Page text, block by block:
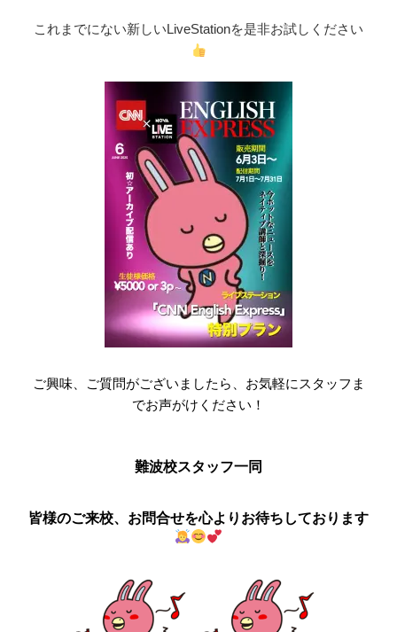
これまでにない新しいLiveStationを是非お試しください
ご興味、ご質問がございましたら、お気軽にスタッフま
でお声がけください！
難波校スタッフ一同
皆様のご来校、お問合せを心よりお待ちしております